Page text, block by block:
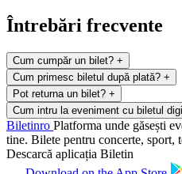
Întrebări frecvente
Cum cumpăr un bilet? +
Cum primesc biletul după plată? +
Pot returna un bilet? +
Cum intru la eveniment cu biletul
Biletinro Platforma unde găsești
tine. Bilete pentru concerte, sport,
Descarcă aplicația Biletin